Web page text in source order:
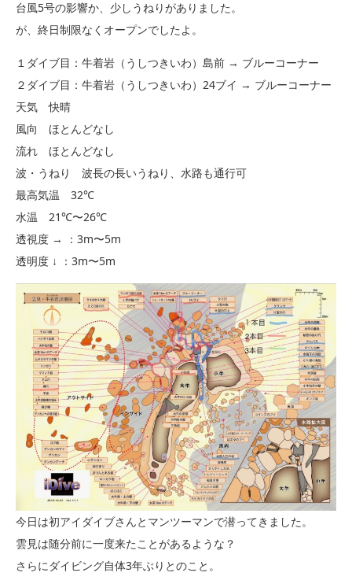
台風5号の影響か、少しうねりがありました。
が、終日制限なくオープンでしたよ。
１ダイブ目：牛着岩（うしつきいわ）島前 → ブルーコーナー
２ダイブ目：牛着岩（うしつきいわ）24ブイ → ブルーコーナー
天気 快晴
風向 ほとんどなし
流れ ほとんどなし
波・うねり 波長の長いうねり、水路も通行可
最高気温 32℃
水温 21℃〜26℃
透視度 → ：3m〜5m
透明度 ↓ ：3m〜5m
今日は初アイダイブさんとマンツーマンで潜ってきました。
雲見は随分前に一度来たことがあるような？
さらにダイビング自体3年ぶりとのこと。